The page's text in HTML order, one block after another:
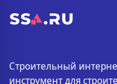
Строительный
инструмент для